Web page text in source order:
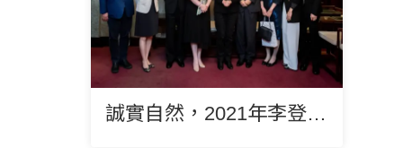
誠實自然，2021年李登輝紀念音樂會